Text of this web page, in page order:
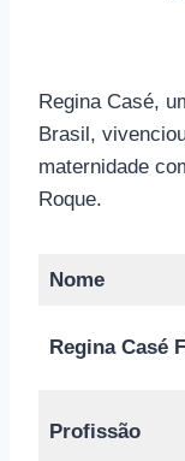
Regina Casé,
Brasil,
maternidade
Roque.
Nome
Regina Casé
Profissão